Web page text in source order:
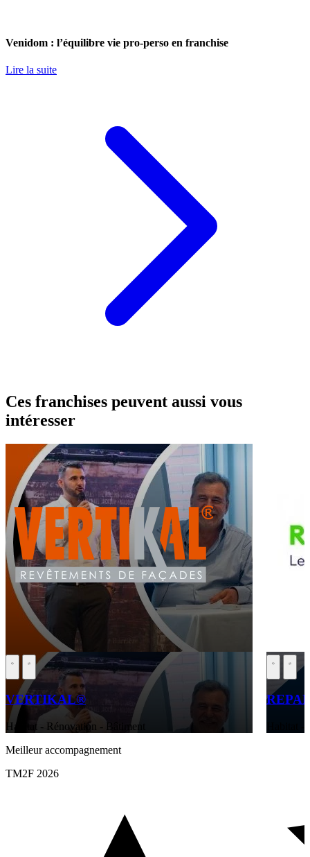
Venidom : l’équilibre vie pro-perso en franchise
Lire la suite
Ces franchises peuvent aussi vous
intéresser
VERTIKAL®
Habitat - Rénovation - Bâtiment
Meilleur accompagnement
TM2F 2026